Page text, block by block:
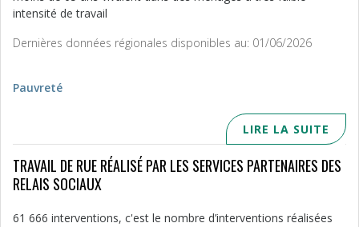
intensité de travail
Dernières données régionales disponibles au: 01/06/2026
Pauvreté
LIRE LA SUITE
TRAVAIL DE RUE RÉALISÉ PAR LES SERVICES PARTENAIRES DES
RELAIS SOCIAUX
61 666 interventions, c'est le nombre d’interventions réalisées